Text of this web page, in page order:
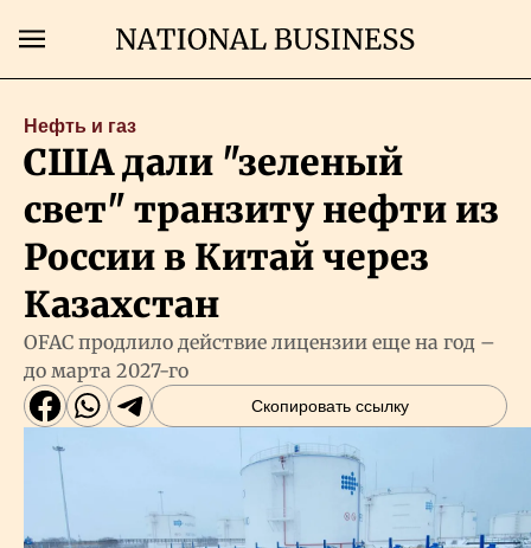
Главная
Экономика
Бизнес
Рынки
Технологии
Власть
Нефть и газ
США дали "зеленый
свет" транзиту нефти из
России в Китай через
Казахстан
OFAC продлило действие лицензии еще на год –
до марта 2027-го
Скопировать ссылку